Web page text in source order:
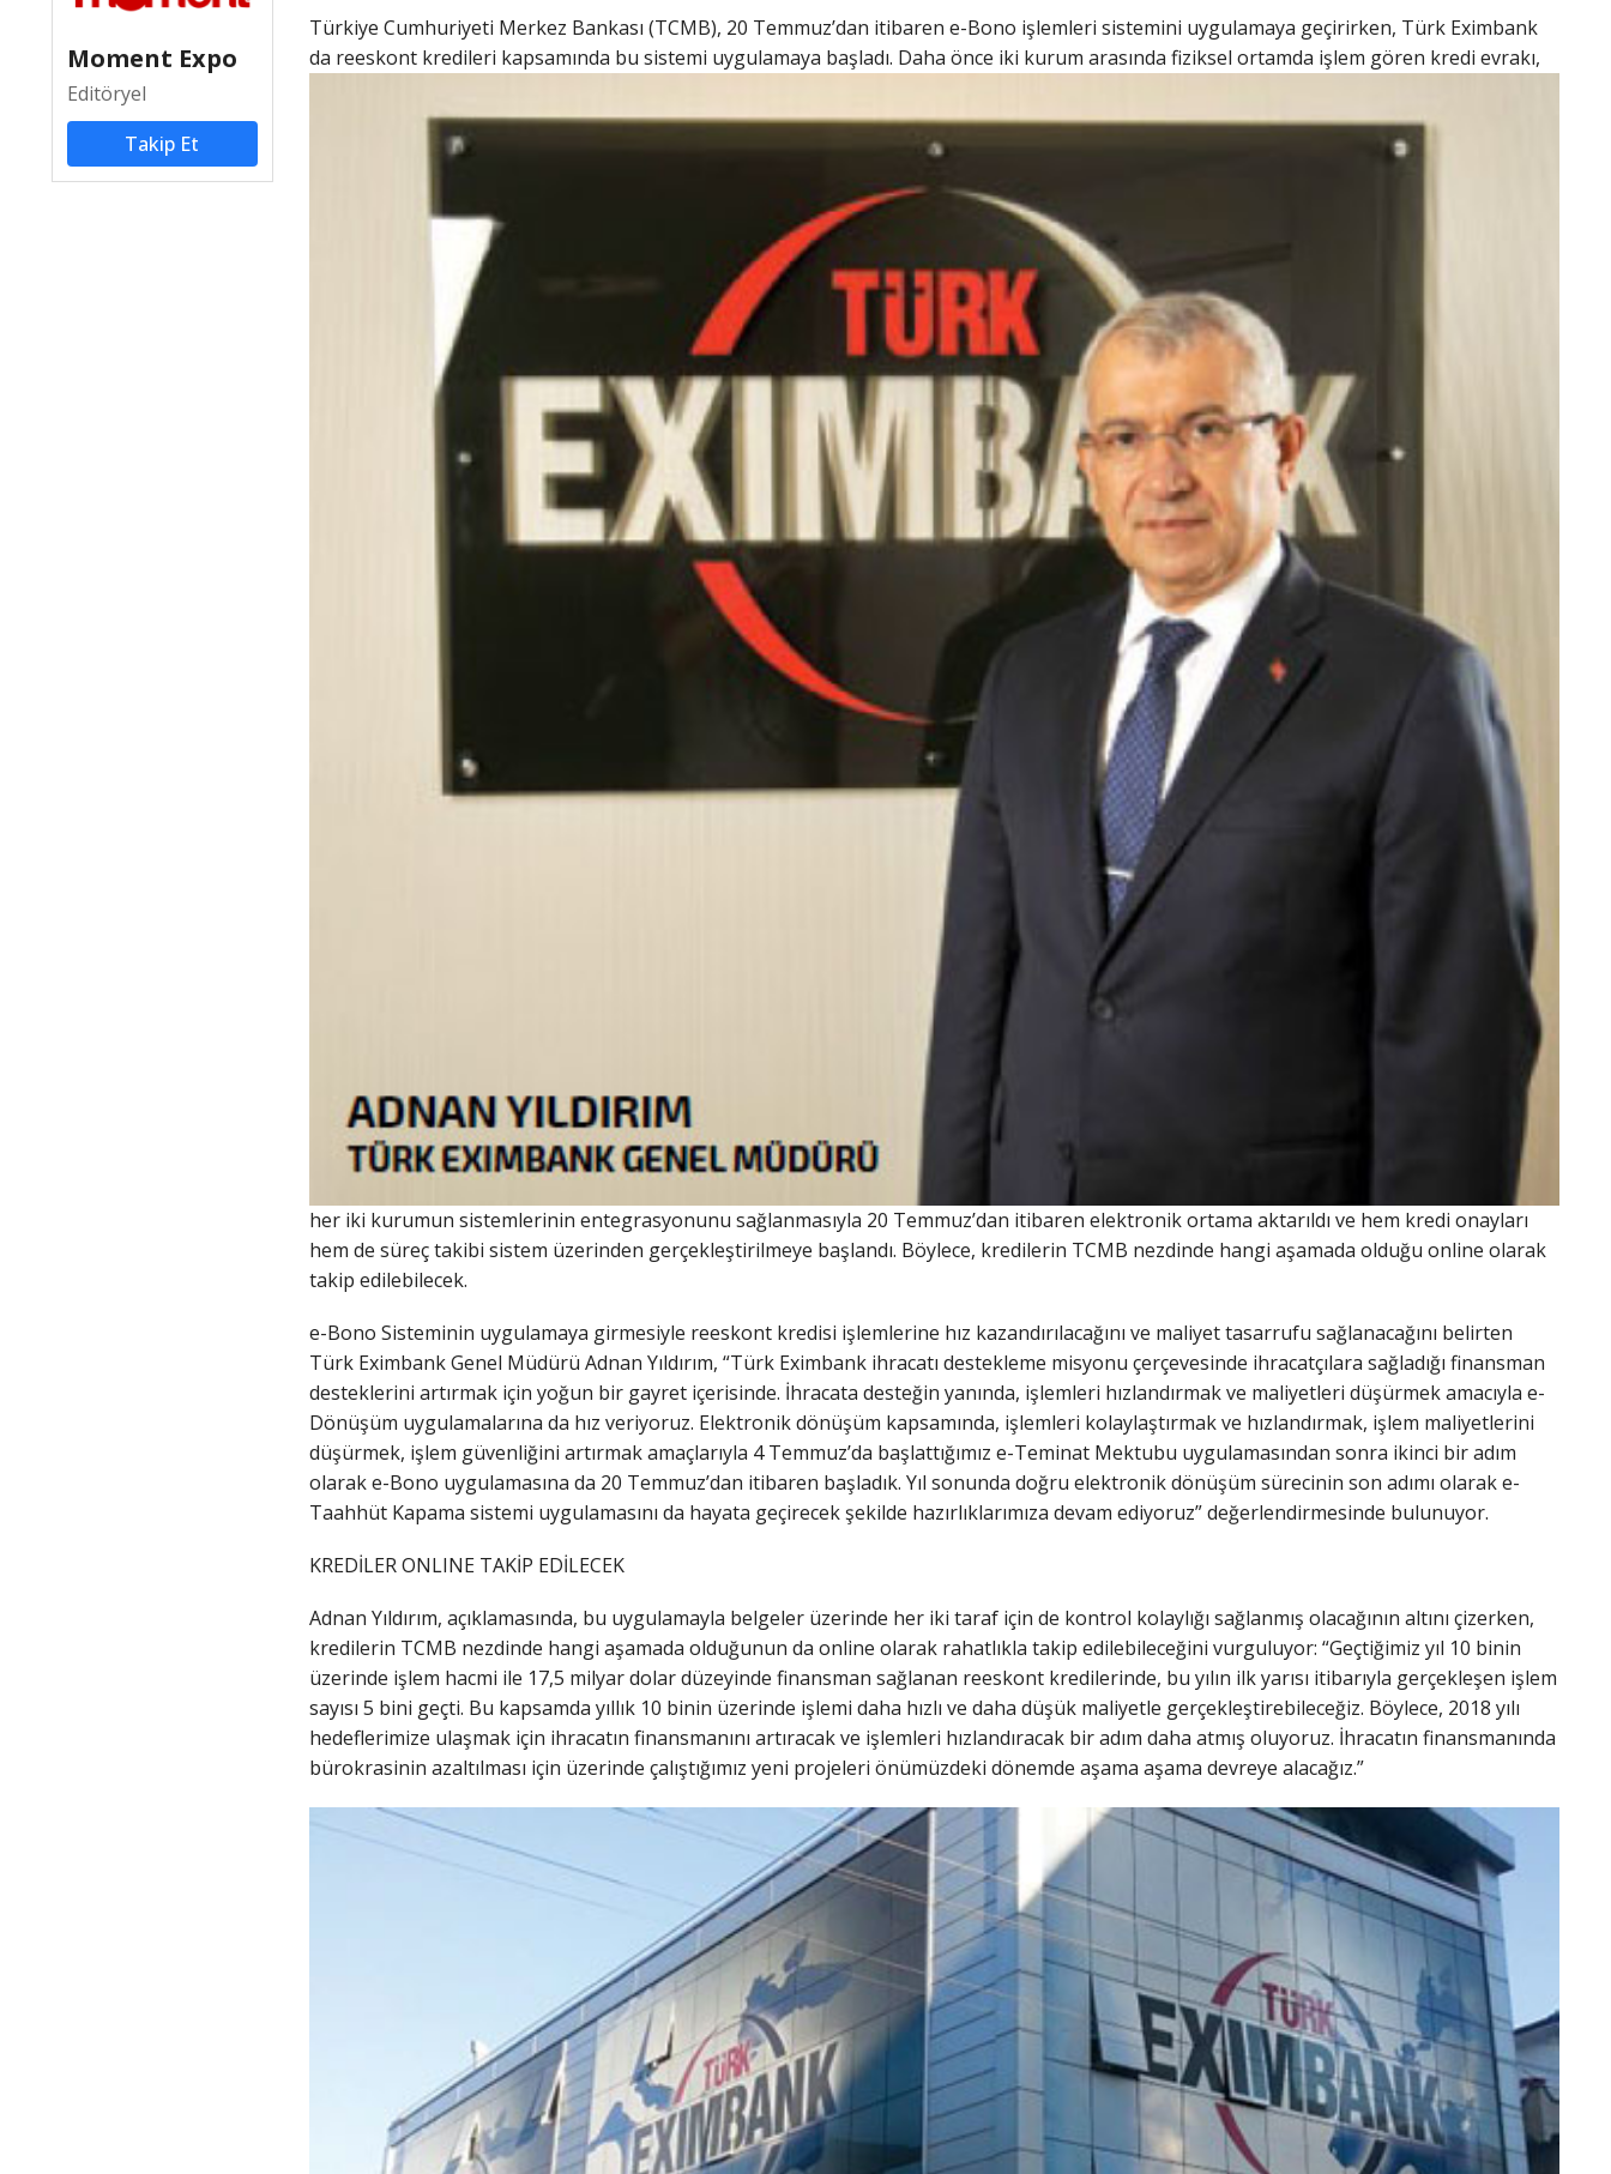
Moment Expo
Editöryel
Takip Et
Türkiye Cumhuriyeti Merkez Bankası (TCMB), 20 Temmuz’dan itibaren e-Bono işlemleri sistemini uygulamaya geçirirken, Türk Eximbank
da reeskont kredileri kapsamında bu sistemi uygulamaya başladı. Daha önce iki kurum arasında fiziksel ortamda işlem gören kredi evrakı,
her iki kurumun sistemlerinin entegrasyonunu sağlanmasıyla 20 Temmuz’dan itibaren elektronik ortama aktarıldı ve hem kredi onayları
hem de süreç takibi sistem üzerinden gerçekleştirilmeye başlandı. Böylece, kredilerin TCMB nezdinde hangi aşamada olduğu online olarak
takip edilebilecek.
e-Bono Sisteminin uygulamaya girmesiyle reeskont kredisi işlemlerine hız kazandırılacağını ve maliyet tasarrufu sağlanacağını belirten
Türk Eximbank Genel Müdürü Adnan Yıldırım, “Türk Eximbank ihracatı destekleme misyonu çerçevesinde ihracatçılara sağladığı finansman
desteklerini artırmak için yoğun bir gayret içerisinde. İhracata desteğin yanında, işlemleri hızlandırmak ve maliyetleri düşürmek amacıyla e-
Dönüşüm uygulamalarına da hız veriyoruz. Elektronik dönüşüm kapsamında, işlemleri kolaylaştırmak ve hızlandırmak, işlem maliyetlerini
düşürmek, işlem güvenliğini artırmak amaçlarıyla 4 Temmuz’da başlattığımız e-Teminat Mektubu uygulamasından sonra ikinci bir adım
olarak e-Bono uygulamasına da 20 Temmuz’dan itibaren başladık. Yıl sonunda doğru elektronik dönüşüm sürecinin son adımı olarak e-
Taahhüt Kapama sistemi uygulamasını da hayata geçirecek şekilde hazırlıklarımıza devam ediyoruz” değerlendirmesinde bulunuyor.
KREDİLER ONLINE TAKİP EDİLECEK
Adnan Yıldırım, açıklamasında, bu uygulamayla belgeler üzerinde her iki taraf için de kontrol kolaylığı sağlanmış olacağının altını çizerken,
kredilerin TCMB nezdinde hangi aşamada olduğunun da online olarak rahatlıkla takip edilebileceğini vurguluyor: “Geçtiğimiz yıl 10 binin
üzerinde işlem hacmi ile 17,5 milyar dolar düzeyinde finansman sağlanan reeskont kredilerinde, bu yılın ilk yarısı itibarıyla gerçekleşen işlem
sayısı 5 bini geçti. Bu kapsamda yıllık 10 binin üzerinde işlemi daha hızlı ve daha düşük maliyetle gerçekleştirebileceğiz. Böylece, 2018 yılı
hedeflerimize ulaşmak için ihracatın finansmanını artıracak ve işlemleri hızlandıracak bir adım daha atmış oluyoruz. İhracatın finansmanında
bürokrasinin azaltılması için üzerinde çalıştığımız yeni projeleri önümüzdeki dönemde aşama aşama devreye alacağız.”